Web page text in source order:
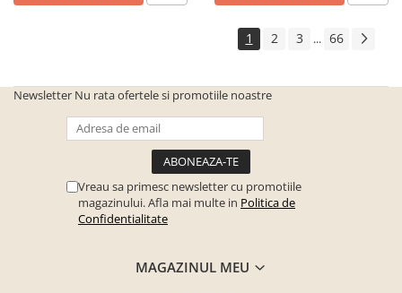
1 2 3 ... 66
Newsletter Nu rata ofertele si promotiile noastre
Vreau sa primesc newsletter cu promotiile
magazinului. Afla mai multe in Politica de
Confidentialitate
MAGAZINUL MEU